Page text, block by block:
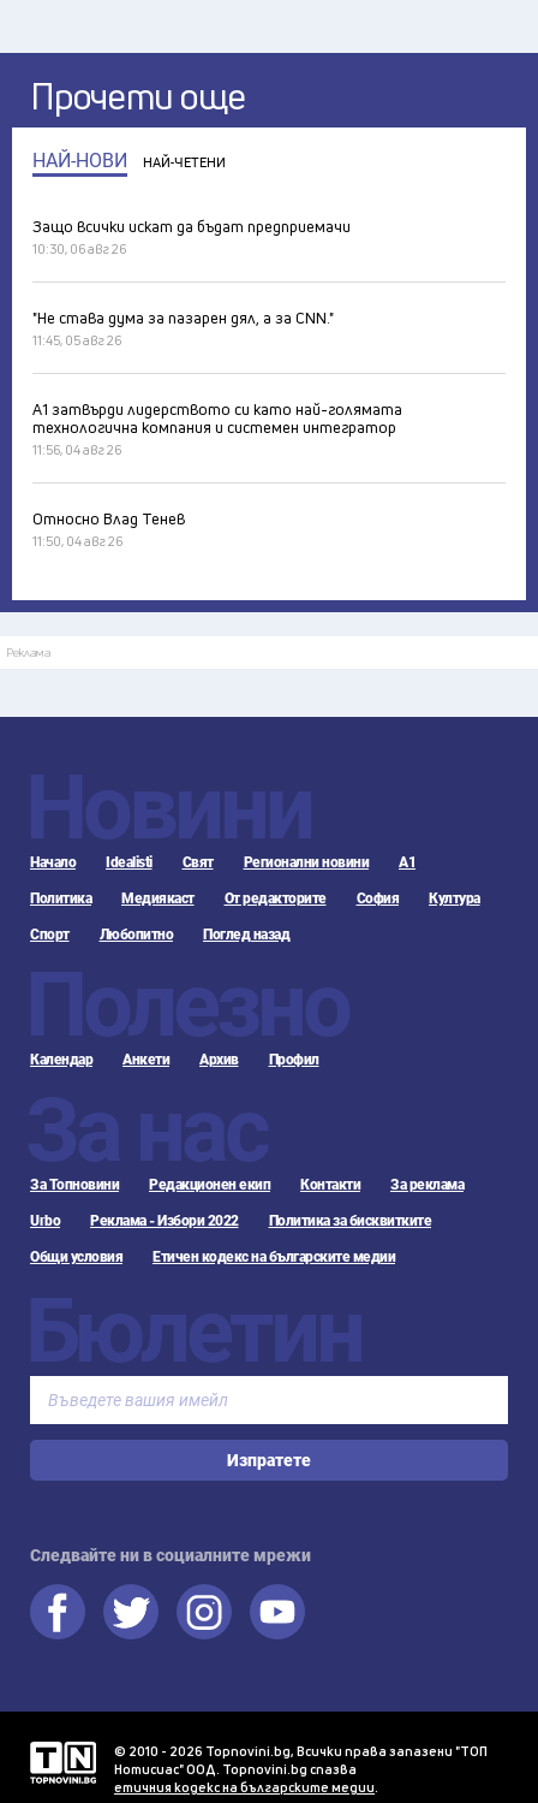
Прочети още
НАЙ-НОВИ НАЙ-ЧЕТЕНИ
Защо всички искат да бъдат предприемачи
10:30, 06 авг 26
"Не става дума за пазарен дял, а за CNN."
11:45, 05 авг 26
А1 затвърди лидерството си като най-голямата
технологична компания и системен интегратор
11:56, 04 авг 26
Относно Влад Тенев
11:50, 04 авг 26
Реклама
Новини
Начало Idealisti Свят Регионални новини А1
Политика Медиякаст От редакторите София Култура
Спорт Любопитно Поглед назад
Полезно
Календар Анкети Архив Профил
За нас
За Топновини Редакционен екип Контакти За реклама
Urbo Реклама - Избори 2022 Политика за бисквитките
Общи условия Етичен кодекс на българските медии
Бюлетин
Изпратете
Следвайте ни в социалните мрежи
© 2010 - 2026 Topnovini.bg, Всички права запазени "ТОП
Нотисиас" ООД. Topnovini.bg спазва
етичния кодекс на българските медии